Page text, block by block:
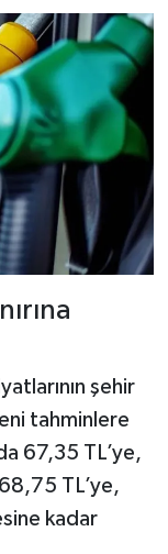
şehir
tahminlere
67,35 TL’ye,
TL’ye,
kadar